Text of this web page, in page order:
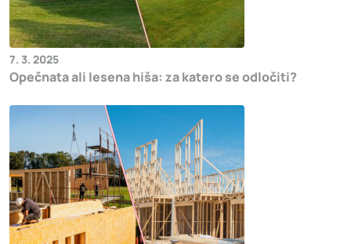
7. 3. 2025
Opečnata ali lesena hiša: za katero se odločiti?